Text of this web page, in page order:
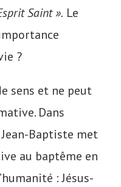
Saint ». Le
?
sens et ne peut
Dans
Jean-Baptiste met
au baptême en
: Jésus-